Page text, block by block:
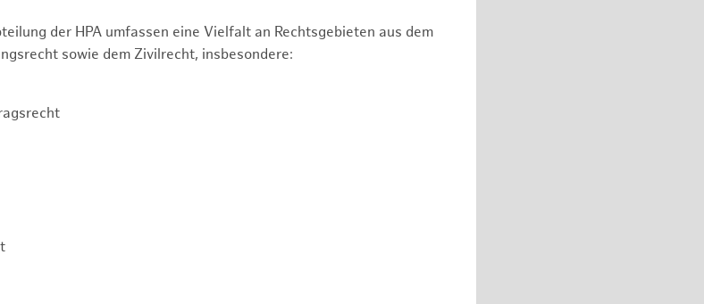
der HPA umfassen eine Vielfalt an Rechtsgebieten aus dem
sowie dem Zivilrecht, insbesondere: